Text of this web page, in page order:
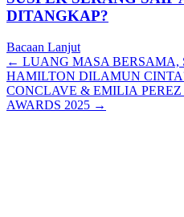
DITANGKAP?
Bacaan Lanjut
Posts
navigation
← LUANG MASA BERSAMA,
HAMILTON DILAMUN
CONCLAVE & EMILIA
AWARDS 2025 →